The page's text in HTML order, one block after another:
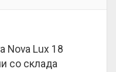
Nova Lux 18
со склада